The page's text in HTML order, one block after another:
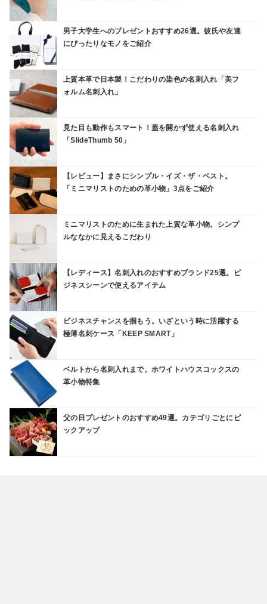
男子大学生へのプレゼントおすすめ26選。彼氏や友達
にぴったりなモノをご紹介
上質本革で日本製！こだわりの染色の名刺入れ「美フ
ォルム名刺入れ」
見た目も動作もスマート！蓋を開かず使える名刺入れ
「SlideThumb 50」
【レビュー】まさにシンプル・イズ・ザ・ベスト。
「ミニマリストのための革小物」3点をご紹介
ミニマリストのために生まれた上質な革小物。シンプ
ルななかに見えるこだわり
【レディース】名刺入れのおすすめブランド25選。ビ
ジネスシーンで使えるアイテム
ビジネスチャンスを掴もう。いざという時に活躍する
極薄名刺ケース「KEEP SMART」
ベルトから名刺入れまで。ホワイトハウスコックスの
革小物特集
父の日プレゼントのおすすめ49選。カテゴリごとにピ
ックアップ